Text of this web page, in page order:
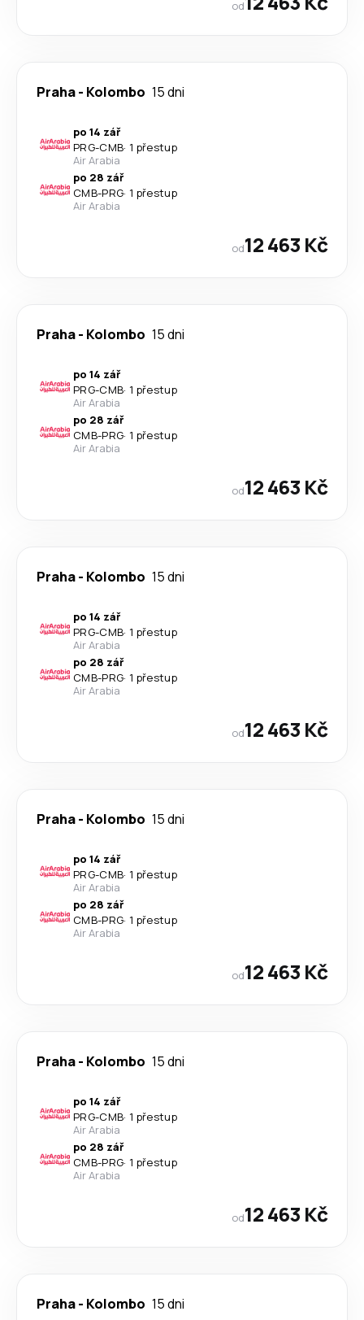
od
Praha- Kolombo 15 dni
po 14 zář
PRG-CMB· 1 přestup
Air Arabia
po 28 zář
CMB-PRG· 1 přestup
Air Arabia
od12 463 Kč
Praha- Kolombo 15 dni
po 14 zář
PRG-CMB· 1 přestup
Air Arabia
po 28 zář
CMB-PRG· 1 přestup
Air Arabia
od12 463 Kč
Praha- Kolombo 15 dni
po 14 zář
PRG-CMB· 1 přestup
Air Arabia
po 28 zář
CMB-PRG· 1 přestup
Air Arabia
od12 463 Kč
Praha- Kolombo 15 dni
po 14 zář
PRG-CMB· 1 přestup
Air Arabia
po 28 zář
CMB-PRG· 1 přestup
Air Arabia
od12 463 Kč
Praha- Kolombo 15 dni
po 14 zář
PRG-CMB· 1 přestup
Air Arabia
po 28 zář
CMB-PRG· 1 přestup
Air Arabia
od12 463 Kč
Praha- Kolombo 15 dni